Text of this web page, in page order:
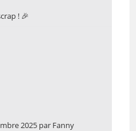
! 🎉
2025 par Fanny